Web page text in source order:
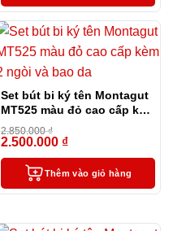
Set bút bi ký tên Montagut
MT525 màu đỏ cao cấp kèm
2 ngòi và bao da
2.850.000₫
2.500.000 ₫
Thêm vào giỏ hàng